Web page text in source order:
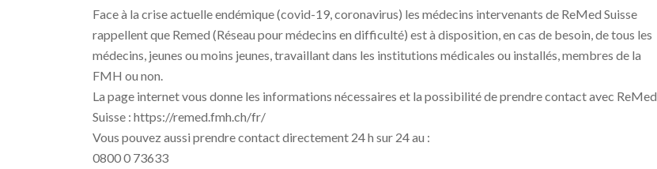
Face à la crise actuelle endémique (covid-19, coronavirus) les médecins intervenants de ReMed Suisse
rappellent que Remed (Réseau pour médecins en difficulté) est à disposition, en cas de besoin, de tous les
médecins, jeunes ou moins jeunes, travaillant dans les institutions médicales ou installés, membres de la
FMH ou non.
La page internet vous donne les informations nécessaires et la possibilité de prendre contact avec ReMed
Suisse : https://remed.fmh.ch/fr/
Vous pouvez aussi prendre contact directement 24 h sur 24 au :
0800 0 73633